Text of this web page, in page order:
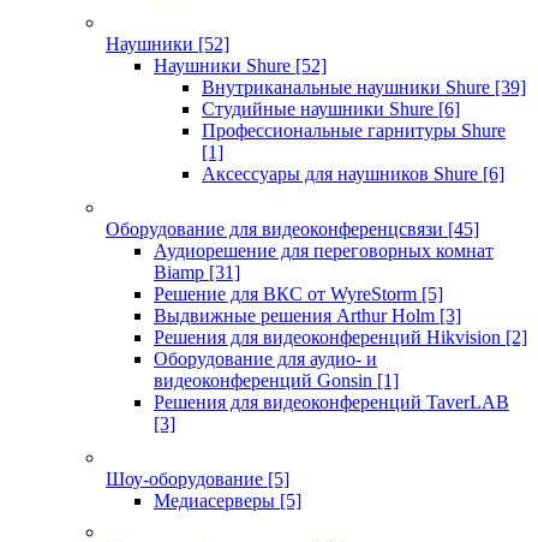
Наушники [52]
Наушники Shure [52]
Внутриканальные наушники Shure [39]
Студийные наушники Shure [6]
Профессиональные гарнитуры Shure
[1]
Аксессуары для наушников Shure [6]
Оборудование для видеоконференцсвязи [45]
Аудиорешение для переговорных комнат
Biamp [31]
Решение для ВКС от WyreStorm [5]
Выдвижные решения Arthur Holm [3]
Решения для видеоконференций Hikvision [2]
Оборудование для аудио- и
видеоконференций Gonsin [1]
Решения для видеоконференций TaverLAB
[3]
Шоу-оборудование [5]
Медиасерверы [5]